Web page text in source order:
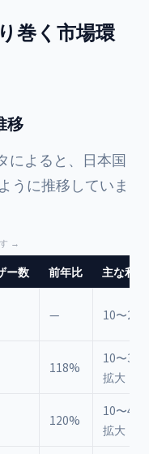
巻く市場環
移
によると、日本国
うに推移していま
ー数 前年比 主な利
— 10〜20
118%
10〜30
拡大
120%
10〜40
拡大